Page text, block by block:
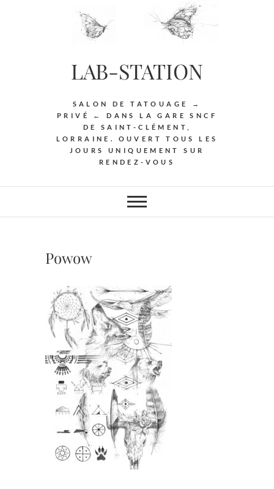
LAB-STATION
SALON DE TATOUAGE →
PRIVÉ ← DANS LA GARE SNCF
DE SAINT-CLÉMENT,
LORRAINE. OUVERT TOUS LES
JOURS UNIQUEMENT SUR
RENDEZ-VOUS
Powow